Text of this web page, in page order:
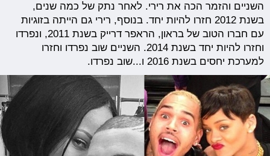
השניים והזמר הכה את רירי. לאחר נתק של כמה שנים,
בשנת 2012 חזרו להיות יחד. בנוסף, רירי גם הייתה בזוגיות
עם חברו הטוב של בראון, הראפר דרייק בשנת 2011, ונפרדו
וחזרו להיות יחד בשנת 2014. השניים שוב נפרדו וחזרו
למערכת יחסים בשנת 2016 ו...שוב נפרדו.